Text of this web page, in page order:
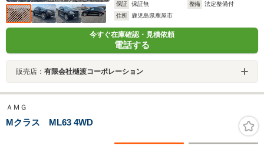
保証
保証無 整備
法定整備付
住所
鹿児島県鹿屋市
今すぐ在庫確認・見積依頼
電話する
販売店： 有限会社樋渡コーポレーション
ＡＭＧ
Mクラス ML63 4WD